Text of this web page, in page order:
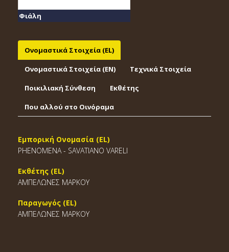
Φιάλη
Ονομαστικά Στοιχεία (EL)
Ονομαστικά Στοιχεία (EΝ) Τεχνικά Στοιχεία
Ποικιλιακή Σύνθεση Εκθέτης
Που αλλού στο Οινόραμα
Εμπορική Ονομασία (EL)
PHENOMENA - SAVATIANO VARELI
Εκθέτης (EL)
ΑΜΠΕΛΩΝΕΣ ΜΑΡΚΟΥ
Παραγωγός (EL)
ΑΜΠΕΛΩΝΕΣ ΜΑΡΚΟΥ